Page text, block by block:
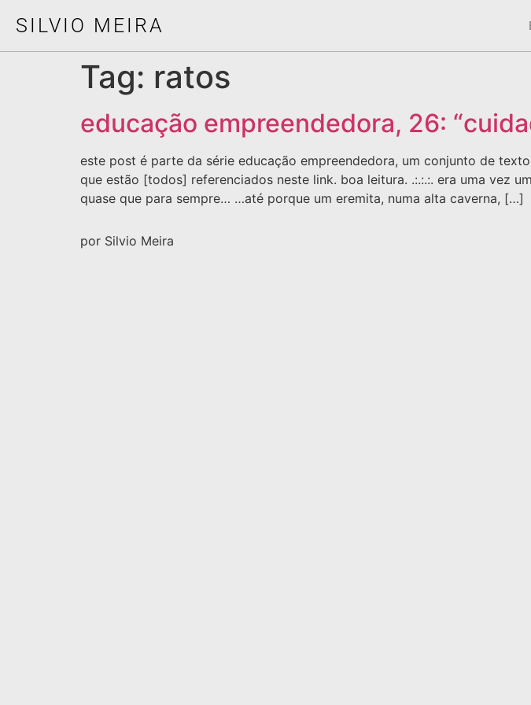
SILVIO MEIRA
Tag: ratos
educação empreendedora, 26:
este post é parte da série educação empreendedora, um conjunto de
que estão [todos] referenciados neste link. boa leitura. .:.:.:. era uma vez
quase que para sempre… …até porque um eremita, numa alta caverna, […]
por Silvio Meira